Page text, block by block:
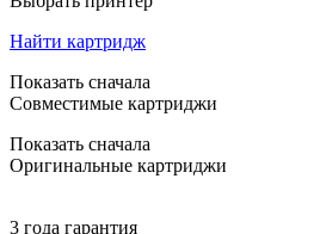
Найти картридж
Показать сначала
Совместимые картриджи
Показать сначала
Оригинальные картриджи
3 года гарантия